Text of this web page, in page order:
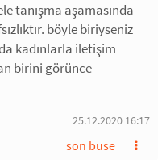
tanışma aşamasında
böyle biriyseniz
kadınlarla iletişim
birini görünce
25.12.2020 16:17
son buse